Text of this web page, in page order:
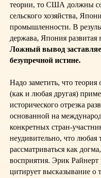
теории, то США должны
сельского хозяйства,
промышленности. В
держава, Япония
Ложный вывод
безупречной истине.
Надо заметить, что
(как и любая другая)
исторического отрезка
основанной на
конкретных стран-
неудивительно, что любая
рассматриваться как
восприятия. Эрик
цитирует высказывание о